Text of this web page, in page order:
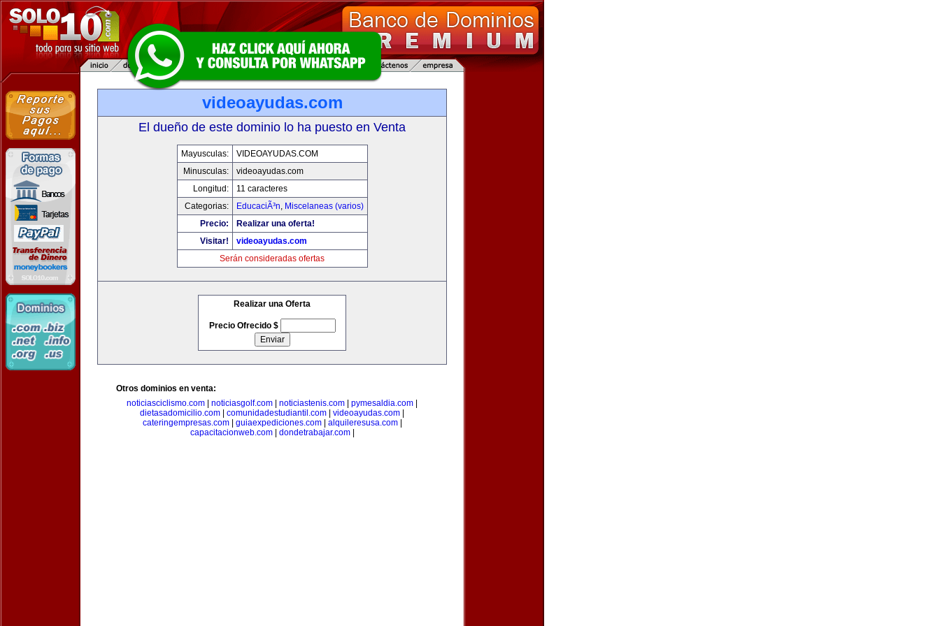
videoayudas.com
El dueño de este dominio lo ha puesto en Venta
Mayusculas:
VIDEOAYUDAS.COM
Minusculas:
videoayudas.com
Longitud:
11 caracteres
Categorias:
EducaciÃ³n, Miscelaneas (varios)
Precio:
Realizar una oferta!
Visitar!
videoayudas.com
Serán consideradas ofertas
Realizar una Oferta
Precio Ofrecido $
Otros dominios en venta:
noticiasciclismo.com
noticiasgolf.com noticiastenis.com pymesaldia.com
dietasadomicilio.com
comunidadestudiantil.com videoayudas.com
cateringempresas.com| guiaexpediciones.com| alquileresusa.com|
capacitacionweb.com| dondetrabajar.com|